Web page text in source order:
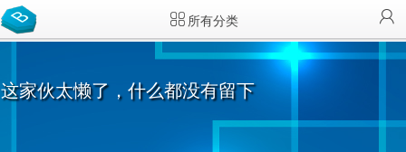
所有分类
这家伙太懒了，什么都没有留下